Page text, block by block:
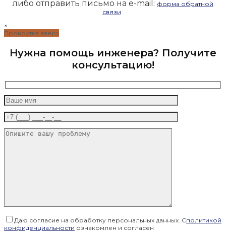
либо отправить письмо на e-mail: форма обратной
связи
×
Прокрутка вверх
Нужна помощь инженера? Получите
консультацию!
Даю согласие на обработку персональных данных. Сполитикой
конфиденциальности ознакомлен и согласен